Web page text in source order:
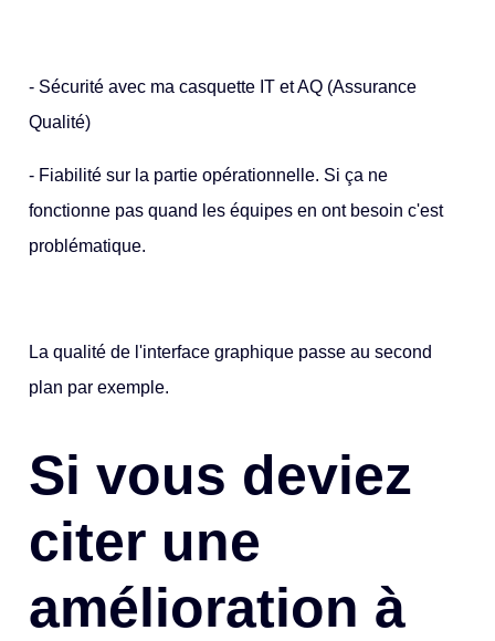
- Sécurité avec ma casquette IT et AQ (Assurance
Qualité)
- Fiabilité sur la partie opérationnelle. Si ça ne
fonctionne pas quand les équipes en ont besoin c'est
problématique.
La qualité de l'interface graphique passe au second
plan par exemple.
Si vous deviez
citer une
amélioration à